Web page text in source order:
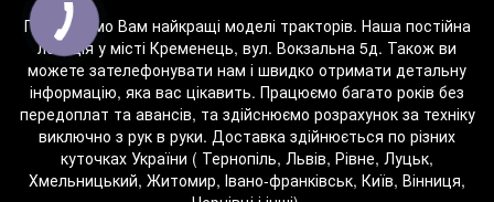
Пропонуємо Вам найкращі моделі тракторів. Наша постійна
локація у місті Кременець, вул. Вокзальна 5д. Також ви
можете зателефонувати нам і швидко отримати детальну
інформацію, яка вас цікавить. Працюємо багато років без
передоплат та авансів, та здійснюємо розрахунок за техніку
виключно з рук в руки. Доставка здійнюється по різних
куточках України ( Тернопіль, Львів, Рівне, Луцьк,
Хмельницький, Житомир, Івано-франківськ, Київ, Вінниця,